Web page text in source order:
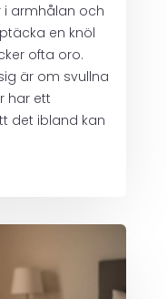
i armhålan och
en knöl
ofta oro.
är om svullna
har ett
det ibland kan